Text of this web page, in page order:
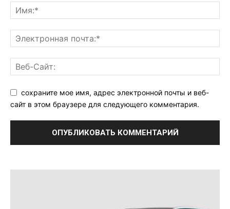
сохраните мое имя, адрес электронной почты и веб-
сайт в этом браузере для следующего комментария.